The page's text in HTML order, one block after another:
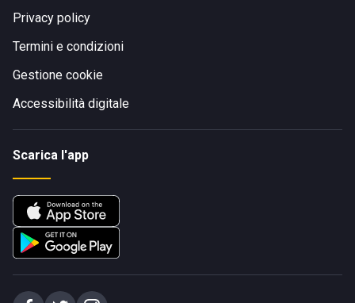
Privacy policy
Termini e condizioni
Gestione cookie
Accessibilità digitale
Scarica l'app